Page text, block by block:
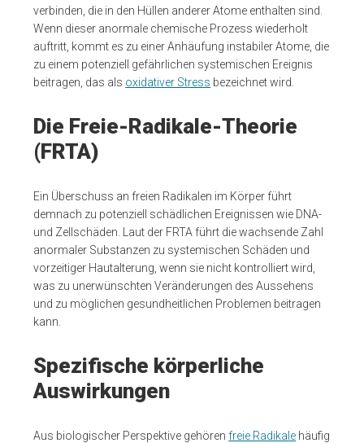
verbinden, die in den Hüllen anderer Atome enthalten sind.
Wenn dieser anormale chemische Prozess wiederholt
auftritt, kommt es zu einer Anhäufung instabiler Atome, die
zu einem potenziell gefährlichen systemischen Ereignis
beitragen, das als oxidativer Stress bezeichnet wird.
Die Freie-Radikale-Theorie
(FRTA)
Ein Überschuss an freien Radikalen im Körper führt
demnach zu potenziell schädlichen Ereignissen wie DNA-
und Zellschäden. Laut der FRTA führt die wachsende Zahl
anormaler Substanzen zu systemischen Schäden und
vorzeitiger Hautalterung, wenn sie nicht kontrolliert wird,
was zu unerwünschten Veränderungen des Aussehens
und zu möglichen gesundheitlichen Problemen beitragen
kann.
Spezifische körperliche
Auswirkungen
Aus biologischer Perspektive gehörenfreie Radikale häufig